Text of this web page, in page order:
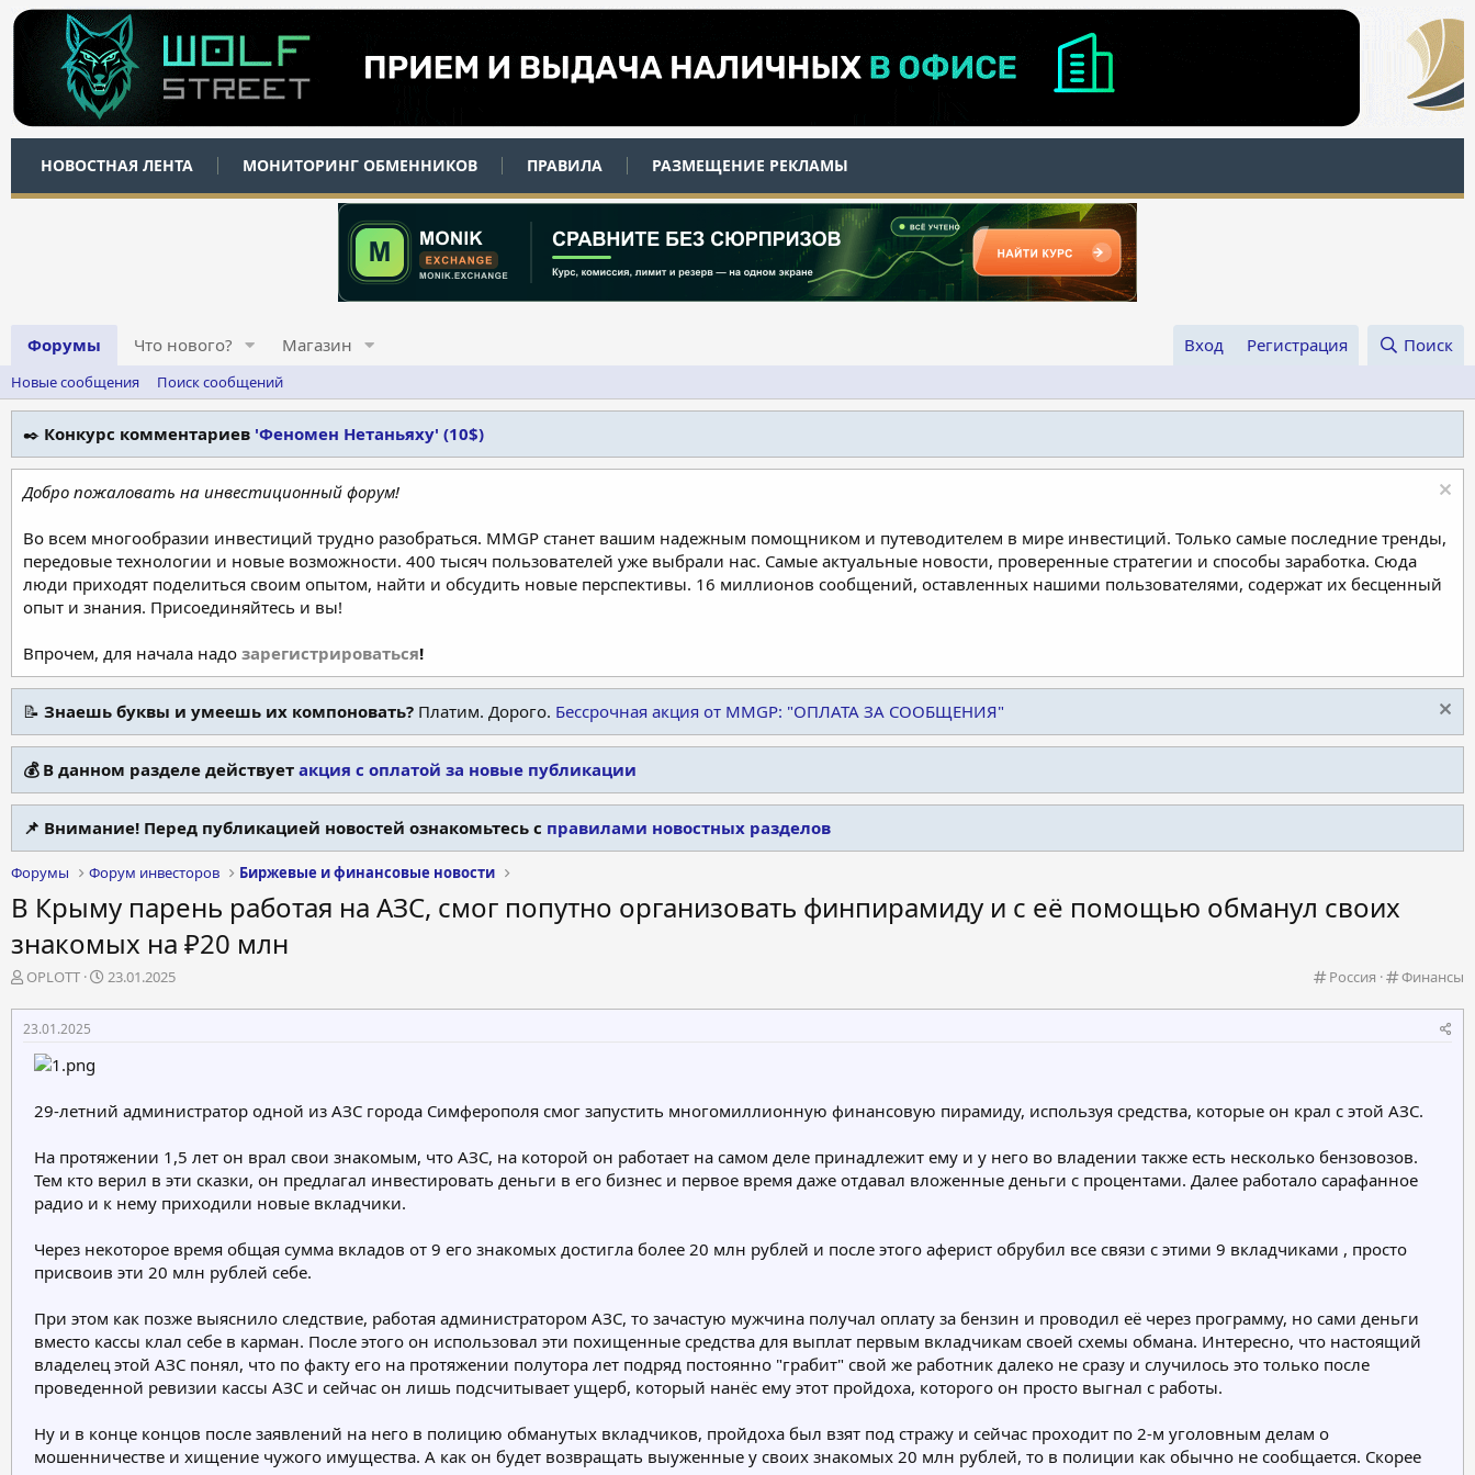
НОВОСТНАЯ ЛЕНТА МОНИТОРИНГ ОБМЕННИКОВ ПРАВИЛА РАЗМЕЩЕНИЕ РЕКЛАМЫ
Форумы Что нового? Магазин Вход Регистрация Поиск
Новые сообщения Поиск сообщений
✒️ Конкурс комментариев 'Феномен Нетаньяху' (10$)
Добро пожаловать на инвестиционный форум!
Во всем многообразии инвестиций трудно разобраться. MMGP станет вашим надежным помощником и путеводителем в мире инвестиций. Только самые последние тренды,
передовые технологии и новые возможности. 400 тысяч пользователей уже выбрали нас. Самые актуальные новости, проверенные стратегии и способы заработка. Сюда
люди приходят поделиться своим опытом, найти и обсудить новые перспективы. 16 миллионов сообщений, оставленных нашими пользователями, содержат их бесценный
опыт и знания. Присоединяйтесь и вы!
Впрочем, для начала надо зарегистрироваться!
📝 Знаешь буквы и умеешь их компоновать? Платим. Дорого. Бессрочная акция от MMGP: "ОПЛАТА ЗА СООБЩЕНИЯ"
💰 В данном разделе действует акция с оплатой за новые публикации
📌 Внимание! Перед публикацией новостей ознакомьтесь с правилами новостных разделов
Форумы Форум инвесторов Биржевые и финансовые новости
В Крыму парень работая на АЗС, смог попутно организовать финпирамиду и с её помощью обманул своих
знакомых на ₽20 млн
К
т
и
Россия
К
т
и
Финансы
А
т
о
м
OPLOTT
Д
т
а
а
23.01.2025
23.01.2025
29-летний администратор одной из АЗС города Симферополя смог запустить многомиллионную финансовую пирамиду, используя средства, которые он крал с этой АЗС.
На протяжении 1,5 лет он врал свои знакомым, что АЗС, на которой он работает на самом деле принадлежит ему и у него во владении также есть несколько бензовозов.
Тем кто верил в эти сказки, он предлагал инвестировать деньги в его бизнес и первое время даже отдавал вложенные деньги с процентами. Далее работало сарафанное
радио и к нему приходили новые вкладчики.
Через некоторое время общая сумма вкладов от 9 его знакомых достигла более 20 млн рублей и после этого аферист обрубил все связи с этими 9 вкладчиками , просто
присвоив эти 20 млн рублей себе.
При этом как позже выяснило следствие, работая администратором АЗС, то зачастую мужчина получал оплату за бензин и проводил её через программу, но сами деньги
вместо кассы клал себе в карман. После этого он использовал эти похищенные средства для выплат первым вкладчикам своей схемы обмана. Интересно, что настоящий
владелец этой АЗС понял, что по факту его на протяжении полутора лет подряд постоянно "грабит" свой же работник далеко не сразу и случилось это только после
проведенной ревизии кассы АЗС и сейчас он лишь подсчитывает ущерб, который нанёс ему этот пройдоха, которого он просто выгнал с работы.
Ну и в конце концов после заявлений на него в полицию обманутых вкладчиков, пройдоха был взят под стражу и сейчас проходит по 2-м уголовным делам о
мошенничестве и хищение чужого имущества. А как он будет возвращать выуженные у своих знакомых 20 млн рублей, то в полиции как обычно не сообщается. Скорее